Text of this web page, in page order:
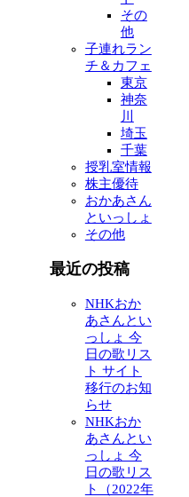
その
他
子連れラン
チ＆カフェ
東京
神奈
川
埼玉
千葉
授乳室情報
株主優待
おかあさん
といっしょ
その他
最近の投稿
NHKおか
あさんとい
っしょ 今
日の歌リス
ト サイト
移行のお知
らせ
NHKおか
あさんとい
っしょ 今
日の歌リス
ト（2022年